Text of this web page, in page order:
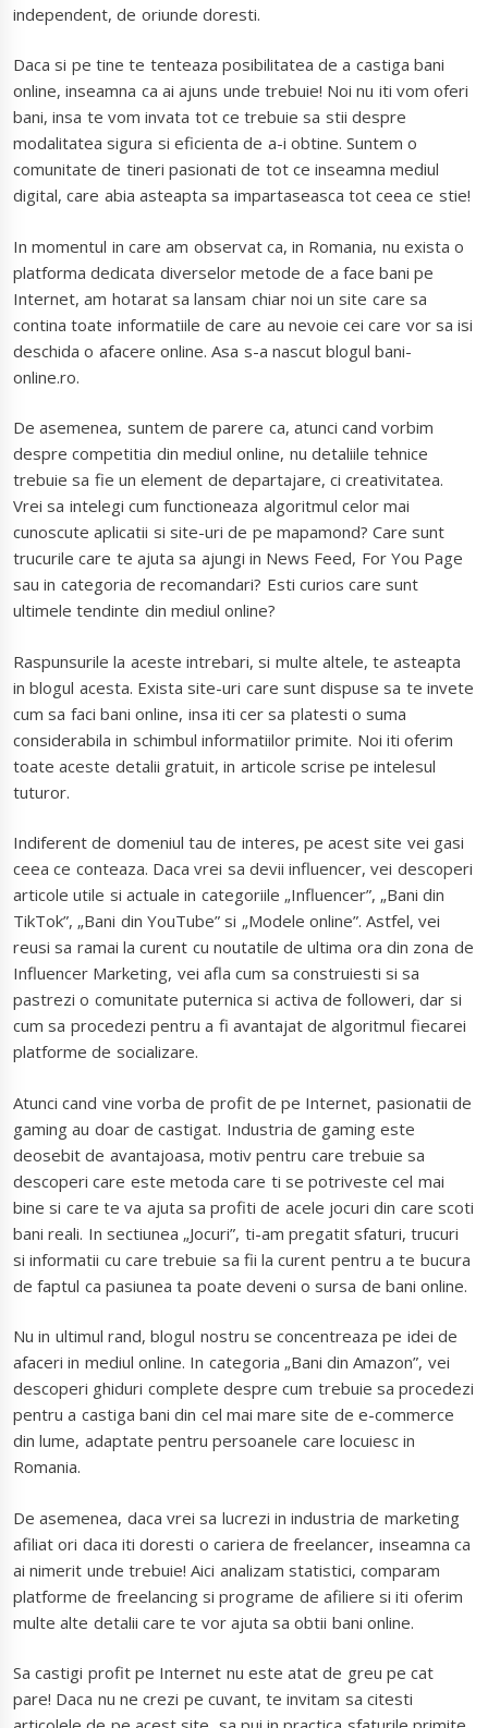
independent, de oriunde doresti.
Daca si pe tine te tenteaza posibilitatea de a castiga bani
online, inseamna ca ai ajuns unde trebuie! Noi nu iti vom oferi
bani, insa te vom invata tot ce trebuie sa stii despre
modalitatea sigura si eficienta de a-i obtine. Suntem o
comunitate de tineri pasionati de tot ce inseamna mediul
digital, care abia asteapta sa impartaseasca tot ceea ce stie!
In momentul in care am observat ca, in Romania, nu exista o
platforma dedicata diverselor metode de a face bani pe
Internet, am hotarat sa lansam chiar noi un site care sa
contina toate informatiile de care au nevoie cei care vor sa isi
deschida o afacere online. Asa s-a nascut blogul bani-
online.ro.
De asemenea, suntem de parere ca, atunci cand vorbim
despre competitia din mediul online, nu detaliile tehnice
trebuie sa fie un element de departajare, ci creativitatea.
Vrei sa intelegi cum functioneaza algoritmul celor mai
cunoscute aplicatii si site-uri de pe mapamond? Care sunt
trucurile care te ajuta sa ajungi in News Feed, For You Page
sau in categoria de recomandari? Esti curios care sunt
ultimele tendinte din mediul online?
Raspunsurile la aceste intrebari, si multe altele, te asteapta
in blogul acesta. Exista site-uri care sunt dispuse sa te invete
cum sa faci bani online, insa iti cer sa platesti o suma
considerabila in schimbul informatiilor primite. Noi iti oferim
toate aceste detalii gratuit, in articole scrise pe intelesul
tuturor.
Indiferent de domeniul tau de interes, pe acest site vei gasi
ceea ce conteaza. Daca vrei sa devii influencer, vei descoperi
articole utile si actuale in categoriile „Influencer”, „Bani din
TikTok”, „Bani din YouTube” si „Modele online”. Astfel, vei
reusi sa ramai la curent cu noutatile de ultima ora din zona de
Influencer Marketing, vei afla cum sa construiesti si sa
pastrezi o comunitate puternica si activa de followeri, dar si
cum sa procedezi pentru a fi avantajat de algoritmul fiecarei
platforme de socializare.
Atunci cand vine vorba de profit de pe Internet, pasionatii de
gaming au doar de castigat. Industria de gaming este
deosebit de avantajoasa, motiv pentru care trebuie sa
descoperi care este metoda care ti se potriveste cel mai
bine si care te va ajuta sa profiti de acele jocuri din care scoti
bani reali. In sectiunea „Jocuri”, ti-am pregatit sfaturi, trucuri
si informatii cu care trebuie sa fii la curent pentru a te bucura
de faptul ca pasiunea ta poate deveni o sursa de bani online.
Nu in ultimul rand, blogul nostru se concentreaza pe idei de
afaceri in mediul online. In categoria „Bani din Amazon”, vei
descoperi ghiduri complete despre cum trebuie sa procedezi
pentru a castiga bani din cel mai mare site de e-commerce
din lume, adaptate pentru persoanele care locuiesc in
Romania.
De asemenea, daca vrei sa lucrezi in industria de marketing
afiliat ori daca iti doresti o cariera de freelancer, inseamna ca
ai nimerit unde trebuie! Aici analizam statistici, comparam
platforme de freelancing si programe de afiliere si iti oferim
multe alte detalii care te vor ajuta sa obtii bani online.
Sa castigi profit pe Internet nu este atat de greu pe cat
pare! Daca nu ne crezi pe cuvant, te invitam sa citesti